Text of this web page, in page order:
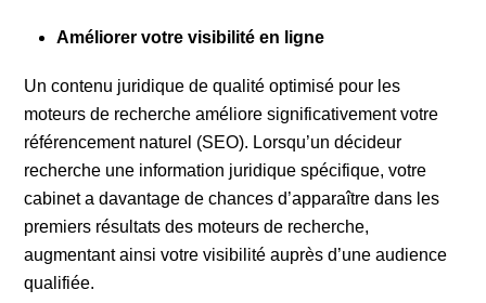
Améliorer votre visibilité en ligne
Un contenu juridique de qualité optimisé pour les
moteurs de recherche améliore significativement votre
référencement naturel (SEO). Lorsqu’un décideur
recherche une information juridique spécifique, votre
cabinet a davantage de chances d’apparaître dans les
premiers résultats des moteurs de recherche,
augmentant ainsi votre visibilité auprès d’une audience
qualifiée.